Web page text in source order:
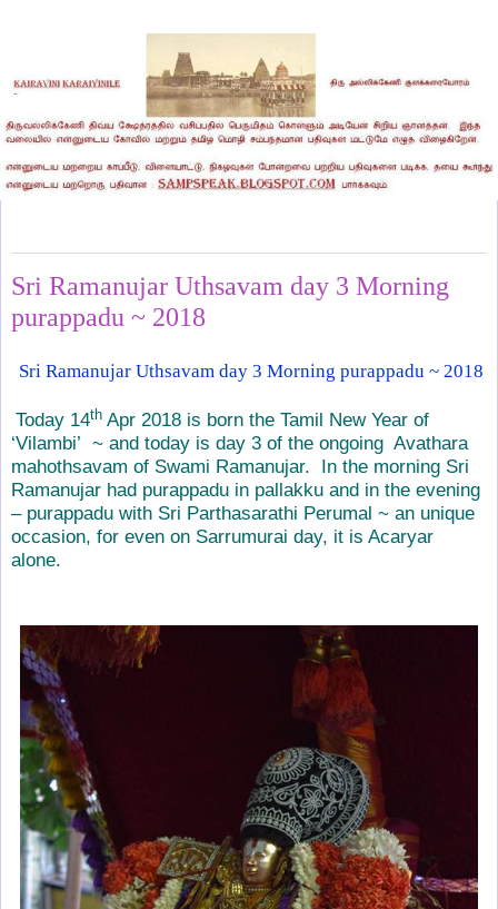
Sri Ramanujar Uthsavam day 3 Morning
purappadu ~ 2018
Sri Ramanujar Uthsavam day 3 Morning purappadu ~ 2018
Today 14th Apr 2018 is born the Tamil New Year of
‘Vilambi’ ~ and today is day 3 of the ongoing Avathara
mahothsavam of Swami Ramanujar.
In the morning Sri
Ramanujar had purappadu in pallakku and in the evening
– purappadu with Sri Parthasarathi Perumal ~ an unique
occasion, for even on Sarrumurai day, it is Acaryar
alone.